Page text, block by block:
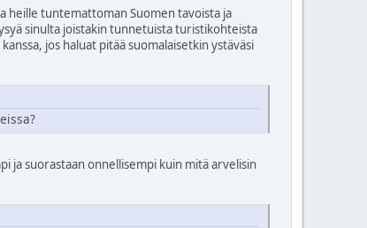
heille tuntemattoman Suomen tavoista ja
sinulta joistakin tunnetuista turistikohteista
jos haluat pitää suomalaisetkin ystäväsi
ja suorastaan onnellisempi kuin mitä arvelisin